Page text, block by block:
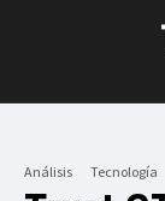
Análisis Tecnología